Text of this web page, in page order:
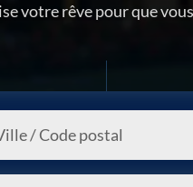
votre rêve pour que